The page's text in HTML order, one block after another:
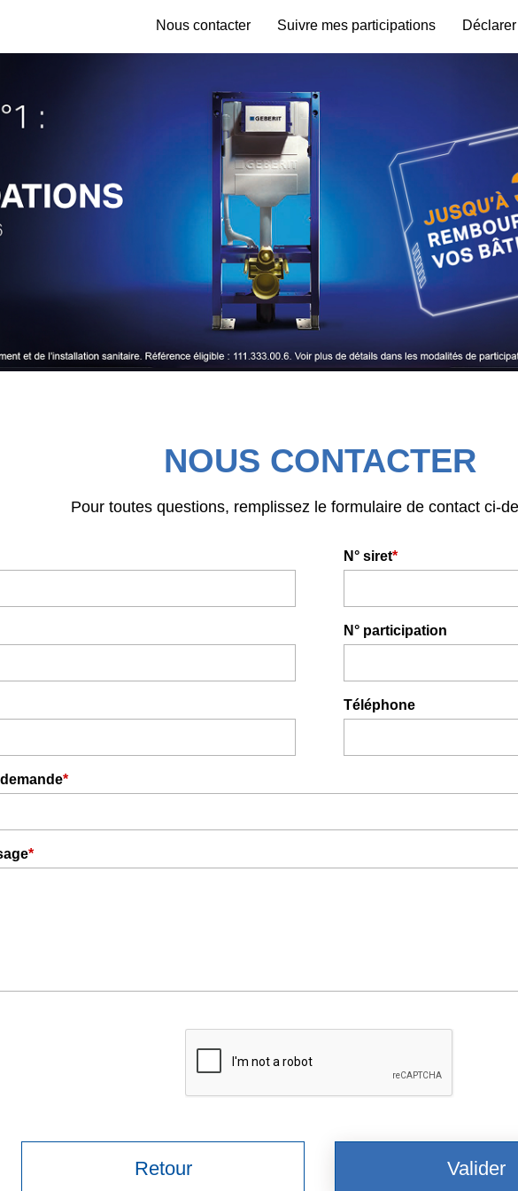
Suivre mes participations
Nous contacter
NOUS CONTACTER
Pour toutes questions, remplissez le formulaire de contact ci-
N° siret*
N° participation
Téléphone
*
*
Retour Valider